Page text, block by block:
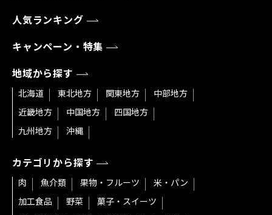
人気ランキング
キャンペーン・特集
地域から探す
北海道 東北地方 関東地方
中部地方
近畿地方
中国地方
四国地方
九州地方
沖縄
カテゴリから探す
肉 魚介類 果物・フルーツ
米・パン
加工食品
野菜
菓子・スイーツ